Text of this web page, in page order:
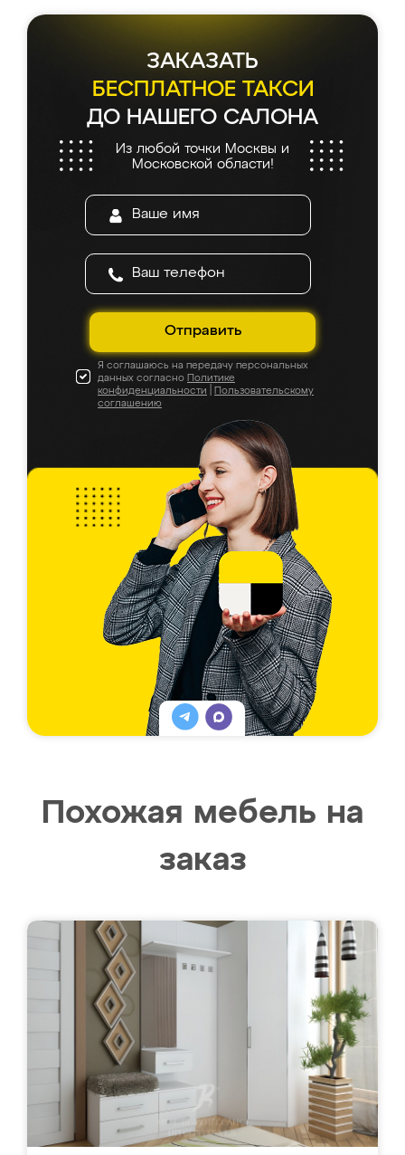
ЗАКАЗАТЬ
БЕСПЛАТНОЕ ТАКСИ
ДО НАШЕГО САЛОНА
Из любой точки Москвы и
Московской области!
Отправить
Я соглашаюсь на передачу персональных
данных согласно Политике
конфиденциальности
Пользовательскому
соглашению
Похожая мебель на
заказ